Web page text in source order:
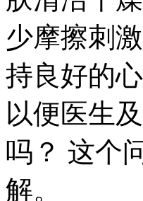
少摩擦刺
持良好的
以便医生
吗？ 这个
解。